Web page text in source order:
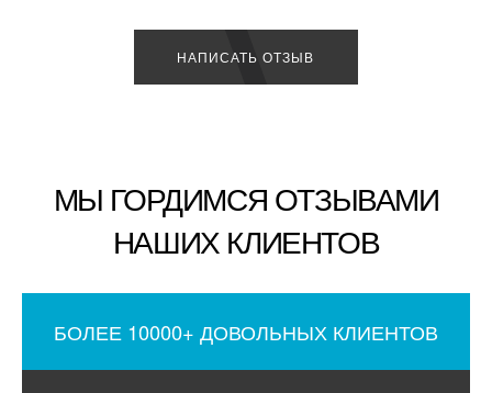
НАПИСАТЬ ОТЗЫВ
МЫ ГОРДИМСЯ ОТЗЫВАМИ
НАШИХ КЛИЕНТОВ
БОЛЕЕ 10000+ ДОВОЛЬНЫХ КЛИЕНТОВ